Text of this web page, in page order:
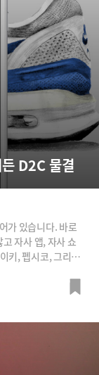
D2C 물결
가 있습니다. 바로
자사 앱, 자사 쇼
키, 펩시코, 그리고